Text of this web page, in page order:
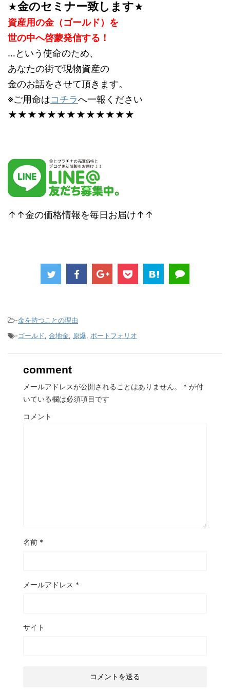
★金のセミナー致します★
資産用の金（ゴールド）を
世の中へ啓蒙発信する！
…という使命のため、
あなたの街で現物資産の
金のお話をさせて頂きます。
※ご用命はコチラへ一報ください
★★★★★★★★★★★★★
↑↑金の価格情報を毎日お届け↑↑
-金を持つことの理由
-ゴールド, 金地金, 原爆, ポートフォリオ
comment
メールアドレスが公開されることはありません。 * が付
いている欄は必須項目です
コメント
名前 *
メールアドレス *
サイト